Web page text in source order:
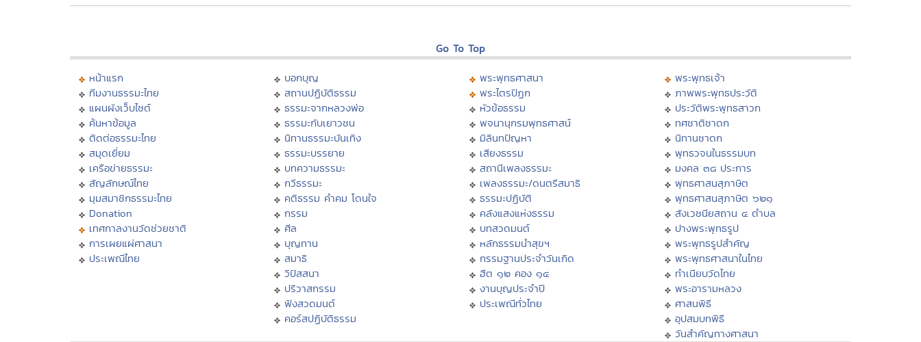
Go To Top
หน้าแรก
ทีมงานธรรมะไทย
แผนผังเว็บไซต์
ค้นหาข้อมูล
ติดต่อธรรมะไทย
สมุดเยี่ยม
เครือข่ายธรรมะ
สัญลักษณ์ไทย
มุมสมาชิกธรรมะไทย
Donation
เทศกาลงานวัดช่วยชาติ
การเผยแผ่ศาสนา
ประเพณีไทย
บอกบุญ
สถานปฏิบัติธรรม
ธรรมะจากหลวงพ่อ
ธรรมะกับเยาวชน
นิทานธรรมะบันเทิง
ธรรมะบรรยาย
บทความธรรมะ
กวีธรรมะ
คติธรรม คำคม โดนใจ
กรรม
ศีล
บุญทาน
สมาธิ
วิปัสสนา
ปริวาสกรรม
ฟังสวดมนต์
คอร์สปฏิบัติธรรม
พระพุทธศาสนา
พระไตรปิฏก
หัวข้อธรรม
พจนานุกรมพุทธศาสน์
มิลินทปัญหา
เสียงธรรม
สถานีเพลงธรรมะ
เพลงธรรมะ/ดนตรีสมาธิ
ธรรมะปฏิบัติ
คลังแสงแห่งธรรม
บทสวดมนต์
หลักธรรมนำสุขฯ
กรรมฐานประจำวันเกิด
ฮีต ๑๒ คอง ๑๔
งานบุญประจำปี
ประเพณีทั่วไทย
พระพุทธเจ้า
ภาพพระพุทธประวัติ
ประวัติพระพุทธสาวก
ทศชาติชาดก
นิทานชาดก
พุทธวจนในธรรมบท
มงคล ๓๘ ประการ
พุทธศาสนสุภาษิต
พุทธศาสนสุภาษิต ๖๒๑
สังเวชนียสถาน ๔ ตำบล
ปางพระพุทธรูป
พระพุทธรูปสำคัญ
พระพุทธศาสนาในไทย
ทำเนียบวัดไทย
พระอารามหลวง
ศาสนพิธี
อุปสมบทพิธี
วันสำคัญทางศาสนา